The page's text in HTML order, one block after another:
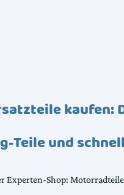
kaufen:
Teile und
Experten-Shop: